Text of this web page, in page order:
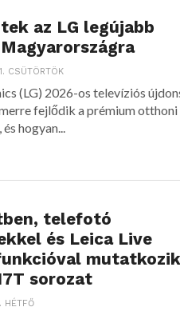
az LG legújabb
CSÜTÖRTÖK
(LG) 2026-os televíziós
fejlődik a prémium otthoni
hogyan...
telefotó
és Leica Live
sorozat
HÉTFŐ